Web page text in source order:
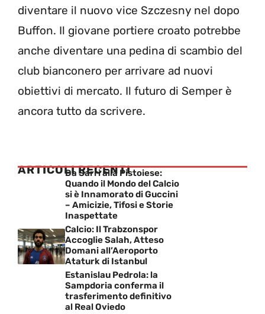
diventare il nuovo vice Szczesny nel dopo
Buffon. Il giovane portiere croato potrebbe
anche diventare una pedina di scambio del
club bianconero per arrivare ad nuovi
obiettivi di mercato. Il futuro di Semper è
ancora tutto da scrivere.
ARTICOLI RECENTI
Da Sarri alla Pistoiese:
Quando il Mondo del Calcio
si è Innamorato di Guccini
– Amicizie, Tifosi e Storie
Inaspettate
Calcio: Il Trabzonspor
Accoglie Salah, Atteso
Domani all’Aeroporto
Ataturk di Istanbul
Estanislau Pedrola: la
Sampdoria conferma il
trasferimento definitivo
al Real Oviedo